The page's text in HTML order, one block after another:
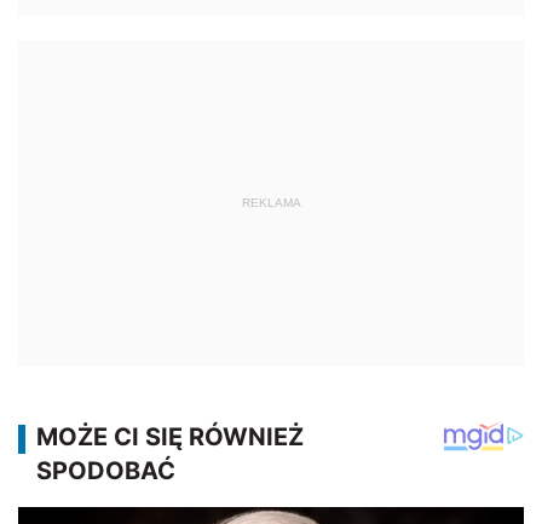
REKLAMA